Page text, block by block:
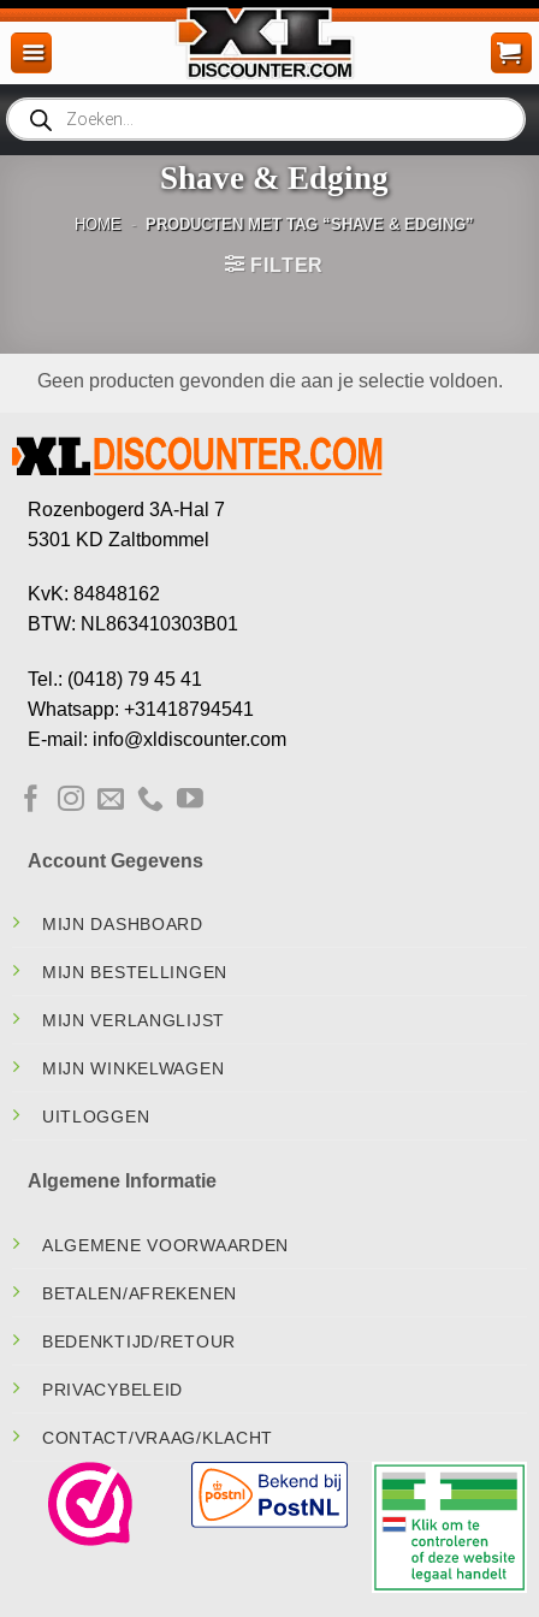
Ga
naar
inhoud
Producten
zoeken
Shave & Edging
HOME - PRODUCTEN MET TAG “SHAVE & EDGING”
FILTER
Geen producten gevonden die aan je selectie voldoen.
Rozenbogerd 3A-Hal 7
5301 KD Zaltbommel
KvK: 84848162
BTW: NL863410303B01
Tel.: (0418) 79 45 41
Whatsapp: +31418794541
E-mail: info@xldiscounter.com
Account Gegevens
MIJN DASHBOARD
MIJN BESTELLINGEN
MIJN VERLANGLIJST
MIJN WINKELWAGEN
UITLOGGEN
Algemene Informatie
ALGEMENE VOORWAARDEN
BETALEN/AFREKENEN
BEDENKTIJD/RETOUR
PRIVACYBELEID
CONTACT/VRAAG/KLACHT